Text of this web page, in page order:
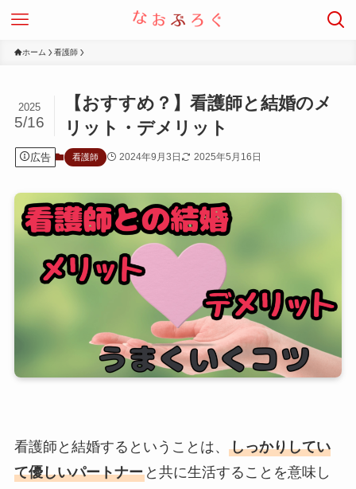
ホーム 看護師
【おすすめ？】看護師と結婚のメ
リット・デメリット
2025
5/16
広告 看護師 2024年9月3日 2025年5月16日
看護師と結婚するということは、 しっかりしてい
て優しいパートナーと共に生活することを意味し